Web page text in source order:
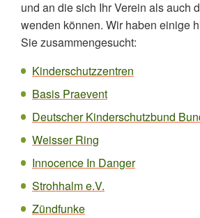
und an die sich Ihr Verein als auch
wenden können. Wir haben einige
Sie zusammengesucht:
Kinderschutzzentren
Basis Praevent
Deutscher Kinderschutzbund
Weisser Ring
Innocence In Danger
Strohhalm e.V.
Zündfunke